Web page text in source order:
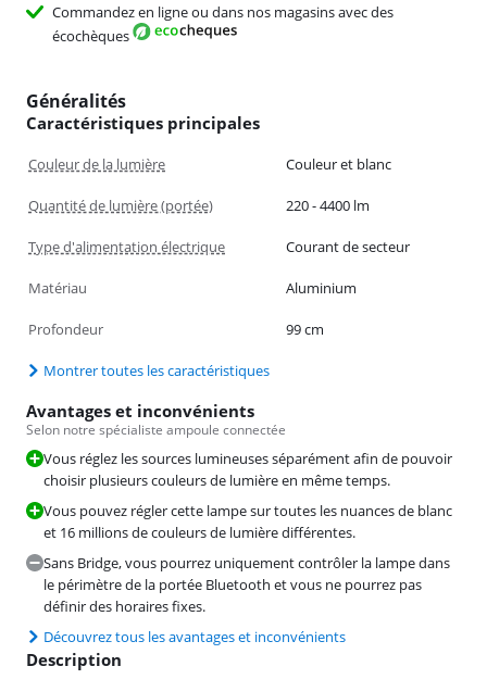
Commandez en ligne ou dans nos magasins avec des
écochèques
Généralités
Caractéristiques principales
Couleur de la lumière Couleur et blanc
Quantité de lumière (portée) 220 - 4400 lm
Type d'alimentation électrique Courant de secteur
Matériau Aluminium
Profondeur 99 cm
Montrer toutes les caractéristiques
Avantages et inconvénients
Selon notre spécialiste ampoule connectée
Vous réglez les sources lumineuses séparément afin de pouvoir
choisir plusieurs couleurs de lumière en même temps.
Vous pouvez régler cette lampe sur toutes les nuances de blanc
et 16 millions de couleurs de lumière différentes.
Sans Bridge, vous pourrez uniquement contrôler la lampe dans
le périmètre de la portée Bluetooth et vous ne pourrez pas
définir des horaires fixes.
Découvrez tous les avantages et inconvénients
Description